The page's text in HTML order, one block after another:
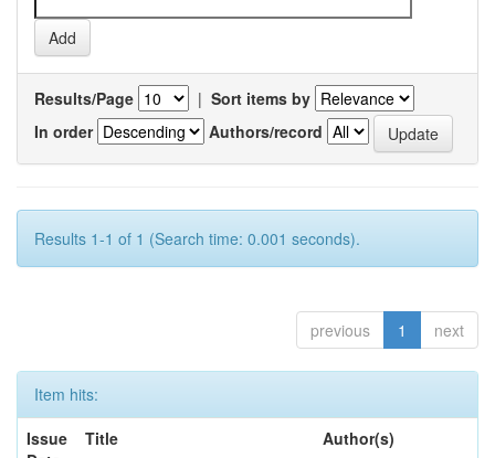
Results/Page | Sort items by
In order
Authors/record
Results 1-1 of 1 (Search time: 0.001 seconds).
previous 1 next
Item hits:
Issue
Title Author(s)